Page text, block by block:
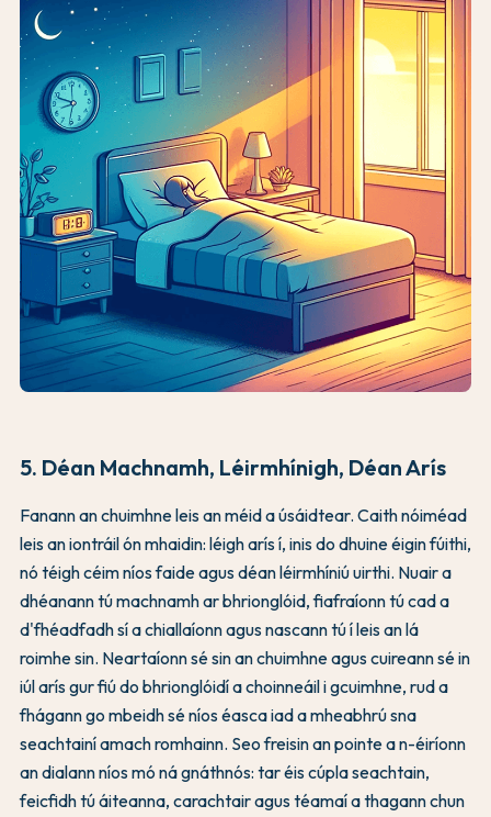
5. Déan Machnamh, Léirmhínigh, Déan Arís
Fanann an chuimhne leis an méid a úsáidtear. Caith nóiméad
leis an iontráil ón mhaidin: léigh arís í, inis do dhuine éigin fúithi,
nó téigh céim níos faide agus déan léirmhíniú uirthi. Nuair a
dhéanann tú machnamh ar bhrionglóid, fiafraíonn tú cad a
d'fhéadfadh sí a chiallaíonn agus nascann tú í leis an lá
roimhe sin. Neartaíonn sé sin an chuimhne agus cuireann sé in
iúl arís gur fiú do bhrionglóidí a choinneáil i gcuimhne, rud a
fhágann go mbeidh sé níos éasca iad a mheabhrú sna
seachtainí amach romhainn. Seo freisin an pointe a n-éiríonn
an dialann níos mó ná gnáthnós: tar éis cúpla seachtain,
feicfidh tú áiteanna, carachtair agus téamaí a thagann chun